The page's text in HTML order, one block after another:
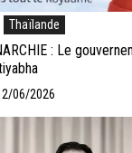
Thaïlande
: Le
06/2026